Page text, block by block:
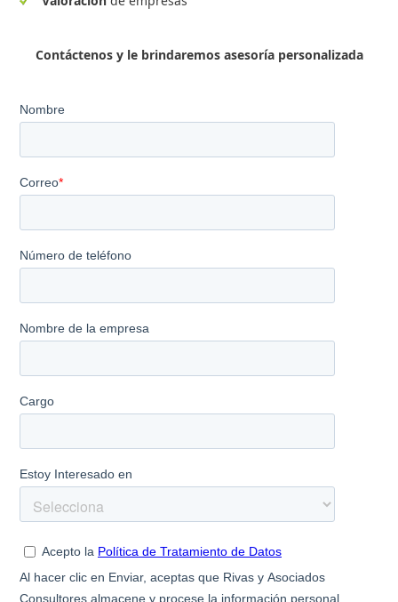
Contáctenos y le brindaremos asesoría personalizada